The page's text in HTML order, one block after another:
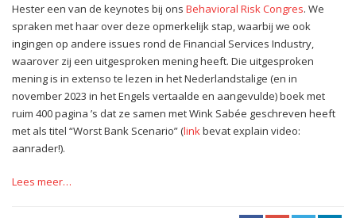
Hester een van de keynotes bij ons Behavioral Risk Congres. We
spraken met haar over deze opmerkelijk stap, waarbij we ook
ingingen op andere issues rond de Financial Services Industry,
waarover zij een uitgesproken mening heeft. Die uitgesproken
mening is in extenso te lezen in het Nederlandstalige (en in
november 2023 in het Engels vertaalde en aangevulde) boek met
ruim 400 pagina ’s dat ze samen met Wink Sabée geschreven heeft
met als titel “Worst Bank Scenario” (linkbevat explain video:
aanrader!).
Lees meer…